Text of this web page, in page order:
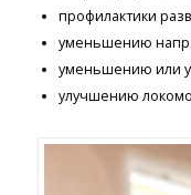
профилактики
уменьшению
уменьшению или
улучшению